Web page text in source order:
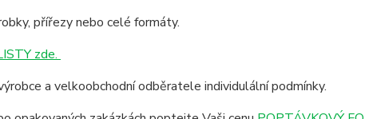
přířezy nebo celé formáty.
zde.
a velkoobchodní odběratele individulální podmínky.